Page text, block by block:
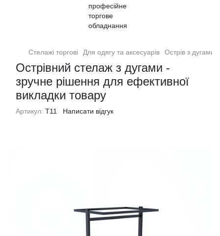
Стелажі торгові Для одягу та аксесуарів Острів з дугами
Острівний стелаж з дугами -
зручне рішення для ефективної
викладки товару
Артикул: T11 Написати відгук